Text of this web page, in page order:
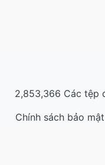
2,853,366 Các tệp
Chính sách bảo mật